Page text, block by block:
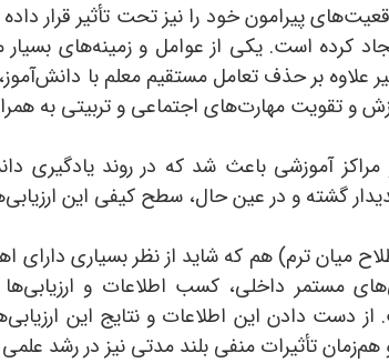
پیرامون خود را نیز تحت تأثیر قرار
کرده است. یکی از عوامل و زمینه‌های
بر حذف تعامل مستقیم معلم با
و تقویت مهارت‌های اجتماعی و تربیتی به
آموزشی باعث شد که در روند یادگیری
گشته و در عین حال، سطح کیفی این
میان ترم) هم که شاید از نظر بسیاری
مستمر داخلی، کسب اطلاعات و
از دست دادن این اطلاعات و نتایج این
تأثیرات منفی بلند مدتی نیز در رشد